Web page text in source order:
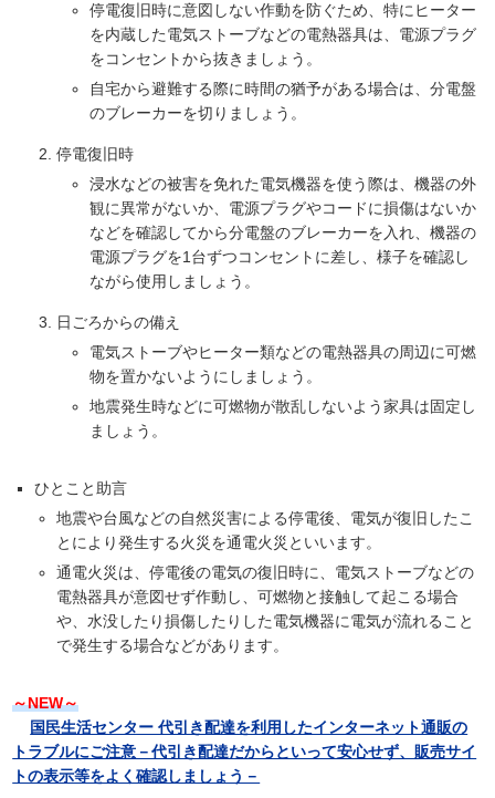
停電復旧時に意図しない作動を防ぐため、特にヒーター
を内蔵した電気ストーブなどの電熱器具は、電源プラグ
をコンセントから抜きましょう。
自宅から避難する際に時間の猶予がある場合は、分電盤
のブレーカーを切りましょう。
停電復旧時
浸水などの被害を免れた電気機器を使う際は、機器の外
観に異常がないか、電源プラグやコードに損傷はないか
などを確認してから分電盤のブレーカーを入れ、機器の
電源プラグを1台ずつコンセントに差し、様子を確認し
ながら使用しましょう。
日ごろからの備え
電気ストーブやヒーター類などの電熱器具の周辺に可燃
物を置かないようにしましょう。
地震発生時などに可燃物が散乱しないよう家具は固定し
ましょう。
ひとこと助言
地震や台風などの自然災害による停電後、電気が復旧したこ
とにより発生する火災を通電火災といいます。
通電火災は、停電後の電気の復旧時に、電気ストーブなどの
電熱器具が意図せず作動し、可燃物と接触して起こる場合
や、水没したり損傷したりした電気機器に電気が流れること
で発生する場合などがあります。
～NEW～
国民生活センター 代引き配達を利用したインターネット通販の
トラブルにご注意－代引き配達だからといって安心せず、販売サイ
トの表示等をよく確認しましょう－